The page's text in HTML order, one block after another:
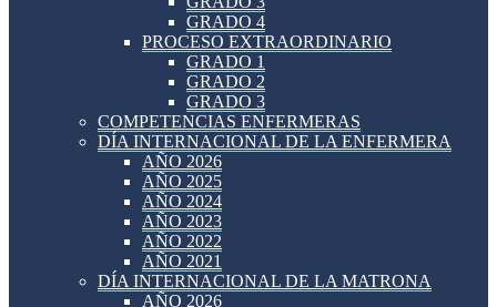
GRADO 4
PROCESO EXTRAORDINARIO
GRADO 1
GRADO 2
GRADO 3
COMPETENCIAS ENFERMERAS
DÍA INTERNACIONAL DE LA ENFERMERA
AÑO 2026
AÑO 2025
AÑO 2024
AÑO 2023
AÑO 2022
AÑO 2021
DÍA INTERNACIONAL DE LA MATRONA
AÑO 2026